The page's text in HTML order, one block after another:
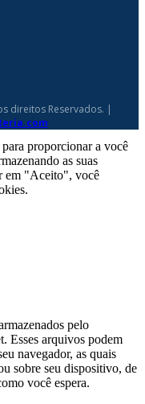
direitos Reservados. |
proporcionar a você
as suas
em "Aceito", você
pelo
Esses arquivos podem
navegador, as quais
sobre seu dispositivo, de
você espera.